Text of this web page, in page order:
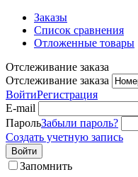
Заказы
Список сравнения
Отложенные товары
Отслеживание заказа
Отслеживание заказа
ВойтиРегистрация
E-mail
ПарольЗабыли пароль?
Создать учетную запись
Войти
Запомнить